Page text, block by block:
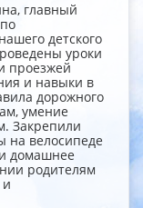
главный
детского
уроки
проезжей
и навыки в
дорожного
умение
Закрепили
на велосипеде
домашнее
родителям